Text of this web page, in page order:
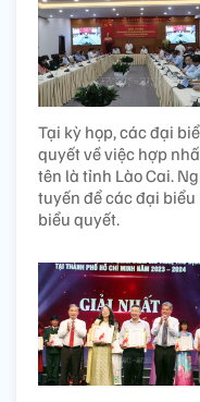
Tại kỳ họp, các đại
quyết về việc hợp
tên là tỉnh Lào Cai.
tuyến để các đại
biểu quyết.